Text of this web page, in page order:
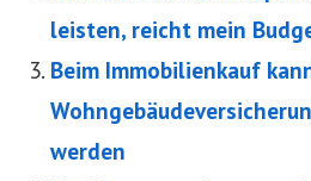
leisten, reicht mein
Beim Immobilienkauf
werden